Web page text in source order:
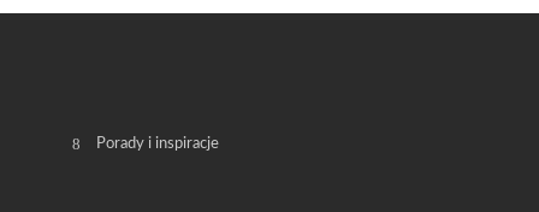
Porady i inspiracje